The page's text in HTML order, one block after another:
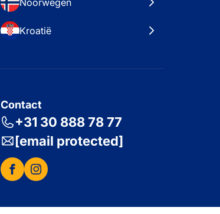
Noorwegen
Kroatië
Contact
+31 30 888 78 77
[email protected]